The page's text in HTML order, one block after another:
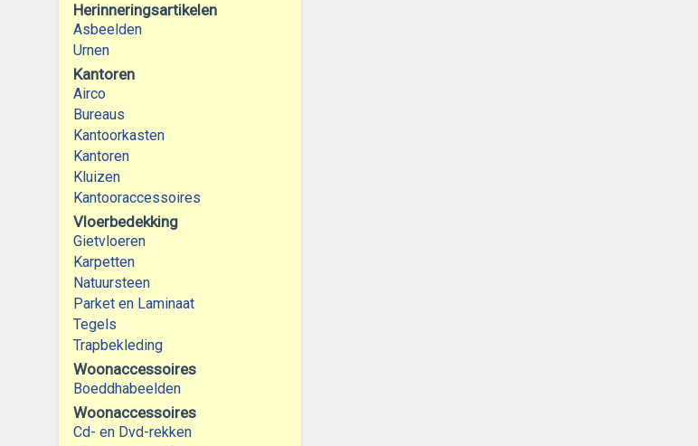
Herinneringsartikelen
Asbeelden
Urnen
Kantoren
Airco
Bureaus
Kantoorkasten
Kantoren
Kluizen
Kantooraccessoires
Vloerbedekking
Gietvloeren
Karpetten
Natuursteen
Parket en Laminaat
Tegels
Trapbekleding
Woonaccessoires
Boeddhabeelden
Woonaccessoires
Cd- en Dvd-rekken